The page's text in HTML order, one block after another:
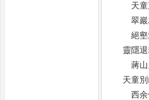
天童
翠巖
絕壑
靈隱退
蔣山
天童別
西余